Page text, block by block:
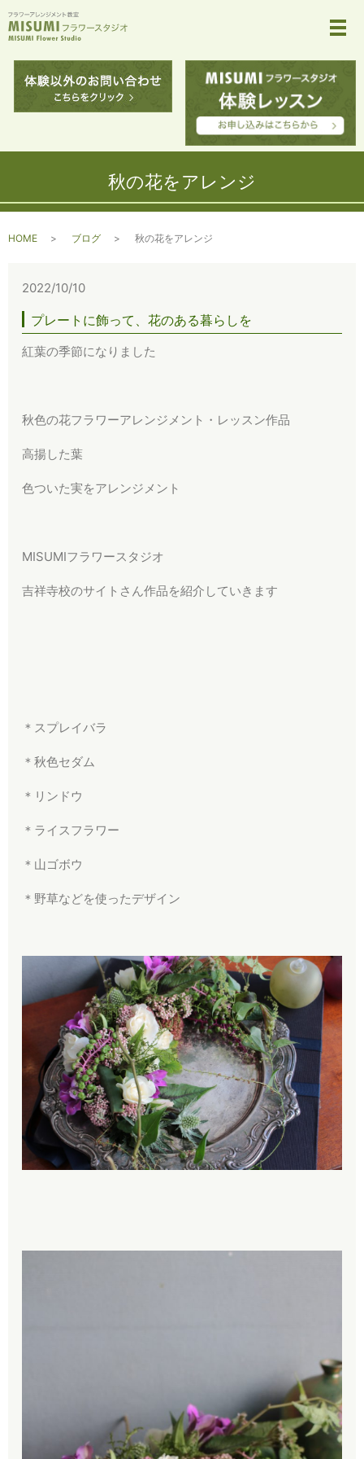
メ
秋の花をアレンジ
HOME ブログ 秋の花をアレンジ
2022/10/10
プレートに飾って、花のある暮らしを
紅葉の季節になりました
秋色の花フラワーアレンジメント・レッスン作品
高揚した葉
色ついた実をアレンジメント
MISUMIフラワースタジオ
吉祥寺校のサイトさん作品を紹介していきます
＊スプレイバラ
＊秋色セダム
＊リンドウ
＊ライスフラワー
＊山ゴボウ
＊野草などを使ったデザイン